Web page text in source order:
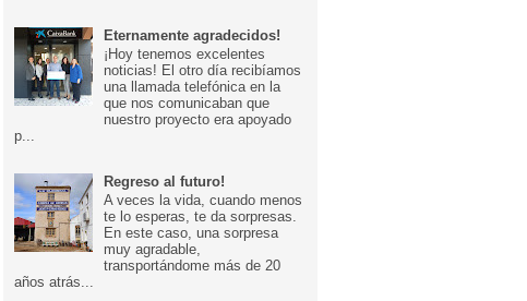
Eternamente agradecidos!
¡Hoy tenemos excelentes
noticias! El otro día recibíamos
una llamada telefónica en la
que nos comunicaban que
nuestro proyecto era apoyado
p...
Regreso al futuro!
A veces la vida, cuando menos
te lo esperas, te da sorpresas.
En este caso, una sorpresa
muy agradable,
transportándome más de 20
años atrás...